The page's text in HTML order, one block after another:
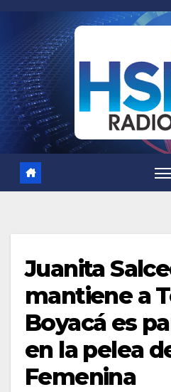
contenido
Juanita
mantiene a
Boyacá es
en la pelea
Femenina